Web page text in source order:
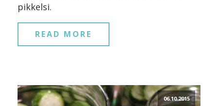
pikkelsi.
READ MORE
06.10.2015